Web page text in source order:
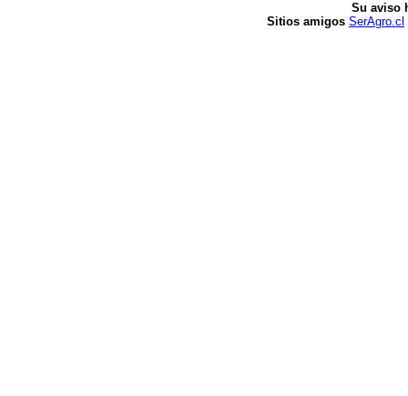
Su aviso
Sitios amigos SerAgro.cl